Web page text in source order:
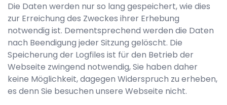
Die Daten werden nur so lang gespeichert, wie dies
zur Erreichung des Zweckes ihrer Erhebung
notwendig ist. Dementsprechend werden die Daten
nach Beendigung jeder Sitzung gelöscht. Die
Speicherung der Logfiles ist für den Betrieb der
Webseite zwingend notwendig, Sie haben daher
keine Möglichkeit, dagegen Widerspruch zu erheben,
es denn Sie besuchen unsere Webseite nicht.